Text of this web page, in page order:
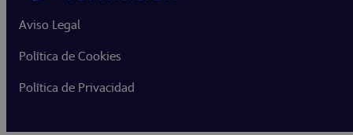
Aviso Legal
Política de Cookies
Política de Privacidad